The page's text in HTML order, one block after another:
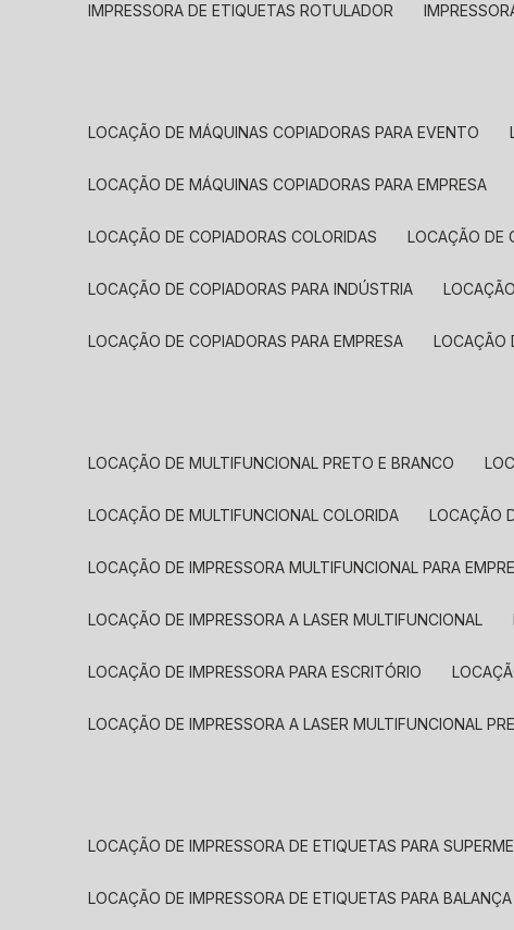
IMPRESSORA DE ETIQUETAS ROTULADOR
LOCAÇÃO DE MÁQUINAS COPIADORAS PARA EVENTO
LOCAÇÃO DE MÁQUINAS COPIADORAS PARA EMPRESA
LOCAÇÃO DE COPIADORAS COLORIDAS LOCAÇÃO DE
LOCAÇÃO DE COPIADORAS PARA INDÚSTRIA
LOCAÇÃO DE COPIADORAS PARA EMPRESA
LOCAÇÃO DE MULTIFUNCIONAL PRETO E BRANCO
LOCAÇÃO DE MULTIFUNCIONAL COLORIDA LOCAÇÃO
LOCAÇÃO DE IMPRESSORA MULTIFUNCIONAL PARA
LOCAÇÃO DE IMPRESSORA A LASER MULTIFUNCIONAL
LOCAÇÃO DE IMPRESSORA PARA ESCRITÓRIO
LOCAÇÃO DE IMPRESSORA A LASER MULTIFUNCIONAL
LOCAÇÃO DE IMPRESSORA DE ETIQUETAS PARA
LOCAÇÃO DE IMPRESSORA DE ETIQUETAS PARA BALANÇA